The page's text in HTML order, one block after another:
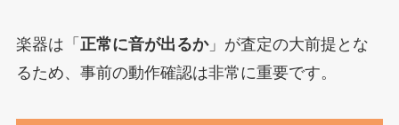
楽器は「 正常に音が出るか」が査定の大前提とな
るため、事前の動作確認は非常に重要です。